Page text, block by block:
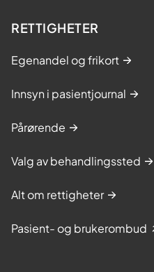
RETTIGHETER
Egenandel og frikort
Innsyn i pasientjournal
Pårørende
Valg av behandlingssted
Alt om rettigheter
Pasient- og brukerombud